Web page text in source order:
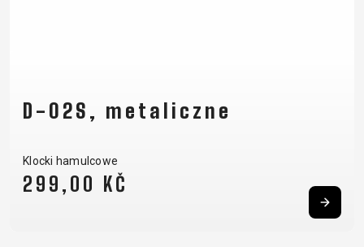
D-02S, metaliczne
Klocki hamulcowe
299,00 KČ